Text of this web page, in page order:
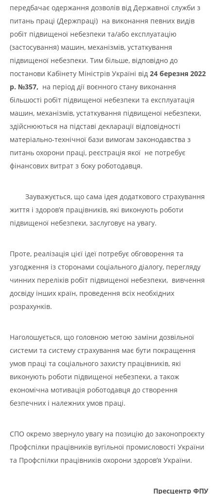
передбачає одержання дозволів від Державної служби з
питань праці (Держпраці) на виконання певних видів
робіт підвищеної небезпеки та/або експлуатацію
(застосування) машин, механізмів, устаткування
підвищеної небезпеки. Тим більше, відповідно до
постанови Кабінету Міністрів Україні від 24 березня 2022
р. №357, на період дії воєнного стану виконання
більшості робіт підвищеної небезпеки та експлуатація
машин, механізмів, устаткування підвищеної небезпеки,
здійснюються на підставі декларації відповідності
матеріально-технічної бази вимогам законодавства з
питань охорони праці, реєстрація якої не потребує
фінансових витрат з боку роботодавця.
Зауважується, що сама ідея додаткового страхування
життя і здоров’я працівників, які виконують роботи
підвищеної небезпеки, заслуговує на увагу.
Проте, реалізація цієї ідеї потребує обговорення та
узгодження із сторонами соціального діалогу, перегляду
чинних переліків робіт підвищеної небезпеки, вивчення
досвіду інших країн, проведення всіх необхідних
розрахунків.
Наголошується, що головною метою заміни дозвільної
системи та систему страхування має бути покращення
умов праці та соціального захисту працівників, які
виконують роботи підвищеної небезпеки, а також
економічна мотивація роботодавця до створення
безпечних і належних умов праці.
СПО окремо звернуло увагу на позицію до законопроєкту
Профспілки працівників вугільної промисловості України
та Профспілки працівників охорони здоров’я України.
Пресцентр ФПУ